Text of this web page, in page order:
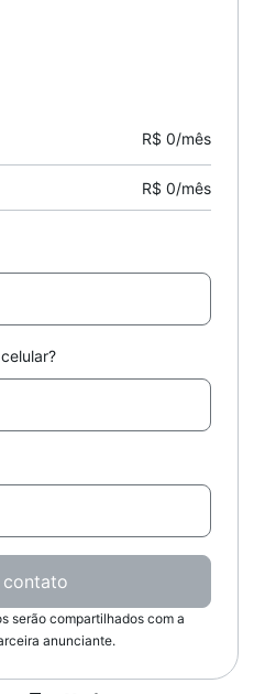
R$ 0/mês
R$ 0/mês
contato
serão compartilhados com a
anunciante.